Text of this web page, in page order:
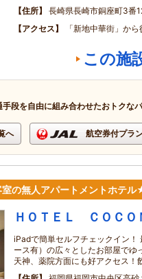
住所
長崎県長崎市銅座町3番
アクセス
「新地中華街」か
この施
手段を自由に組み合わせたおトクな
へ 航空券付プラ
室の無人アパートメントホテ
ＨＯＴＥＬ ＣＯＣＯ
iPadで簡単セルフチェックイン！
ース有）の広々としたお部屋でゆ
天神、薬院方面にも好アクセス